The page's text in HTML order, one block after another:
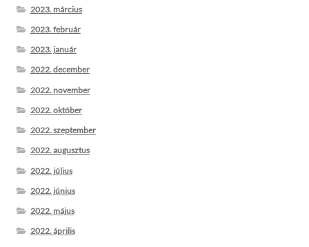
2023. március
2023. február
2023. január
2022. december
2022. november
2022. október
2022. szeptember
2022. augusztus
2022. július
2022. június
2022. május
2022. április